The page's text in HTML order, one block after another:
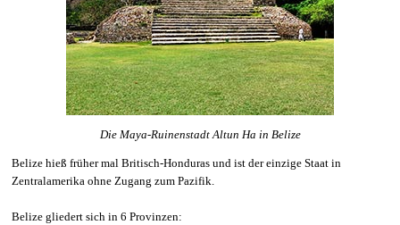
Die Maya-Ruinenstadt Altun Ha in Belize
Belize hieß früher mal Britisch-Honduras und ist der einzige Staat in
Zentralamerika ohne Zugang zum Pazifik.
Belize gliedert sich in 6 Provinzen: